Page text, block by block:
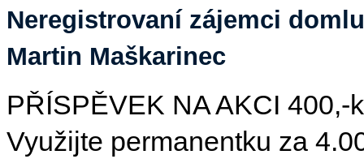
Neregistrovaní zájemci
Martin Maškarinec
PŘÍSPĚVEK NA AKCI 400,-
Využijte permanentku za